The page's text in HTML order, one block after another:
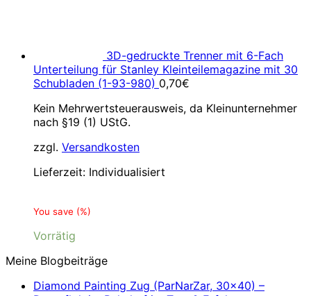
3D-gedruckte Trenner mit 6-Fach
Unterteilung für Stanley Kleinteilemagazine mit 30
Schubladen (1-93-980) 0,70€
Kein Mehrwertsteuerausweis, da Kleinunternehmer
nach §19 (1) UStG.
zzgl. Versandkosten
Lieferzeit: Individualisiert
You save (%)
Vorrätig
Meine Blogbeiträge
Diamond Painting Zug (ParNarZar, 30×40) –